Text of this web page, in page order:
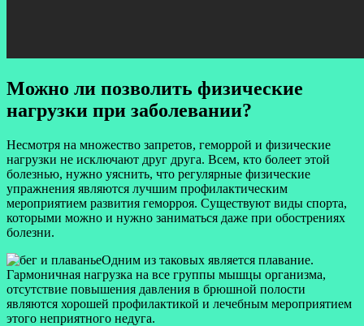
Можно ли позволить физические
нагрузки при заболевании?
Несмотря на множество запретов, геморрой и физические
нагрузки не исключают друг друга. Всем, кто болеет этой
болезнью, нужно уяснить, что регулярные физические
упражнения являются лучшим профилактическим
мероприятием развития геморроя. Существуют виды спорта,
которыми можно и нужно заниматься даже при обострениях
болезни.
Одним из таковых является плавание.
Гармоничная нагрузка на все группы мышцы организма,
отсутствие повышения давления в брюшной полости
являются хорошей профилактикой и лечебным мероприятием
этого неприятного недуга.